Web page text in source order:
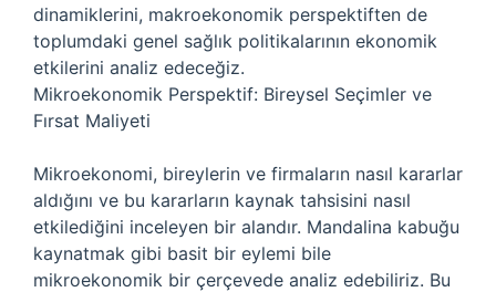
dinamiklerini, makroekonomik perspektiften de
toplumdaki genel sağlık politikalarının ekonomik
etkilerini analiz edeceğiz.
Mikroekonomik Perspektif: Bireysel Seçimler ve
Fırsat Maliyeti
Mikroekonomi, bireylerin ve firmaların nasıl kararlar
aldığını ve bu kararların kaynak tahsisini nasıl
etkilediğini inceleyen bir alandır. Mandalina kabuğu
kaynatmak gibi basit bir eylemi bile
mikroekonomik bir çerçevede analiz edebiliriz. Bu